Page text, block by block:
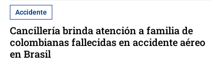
Accidente
Cancillería brinda atención a familia de
colombianas fallecidas en accidente aéreo
en Brasil